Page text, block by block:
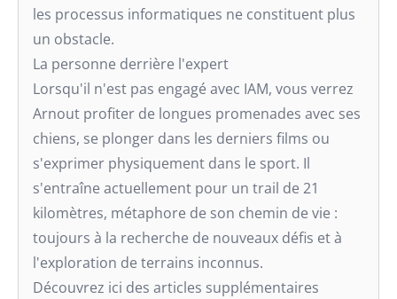
les processus informatiques ne constituent plus
un obstacle.
La personne derrière l'expert
Lorsqu'il n'est pas engagé avec IAM, vous verrez
Arnout profiter de longues promenades avec ses
chiens, se plonger dans les derniers films ou
s'exprimer physiquement dans le sport. Il
s'entraîne actuellement pour un trail de 21
kilomètres, métaphore de son chemin de vie :
toujours à la recherche de nouveaux défis et à
l'exploration de terrains inconnus.
Découvrez ici des articles supplémentaires